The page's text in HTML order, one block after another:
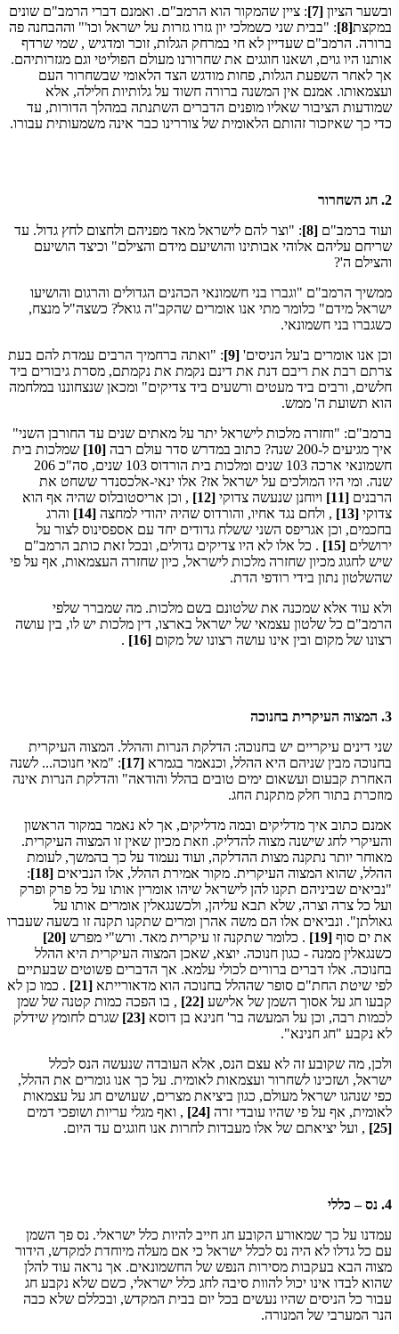
ובשער הציון [7]
: ציין שהמקור הוא הרמב"ם. ואמנם דברי הרמב"ם שונים
במקצת[8]
: "בבית שני כשמלכי יון גזרו גזרות על ישראל וכו'" וההבחנה פה
ברורה. הרמב"ם שעדיין לא חי במרחק הגלות, זוכר ומדגיש , שמי שרדף
אותנו היו גוים, ושאנו חוגגים את שחרורנו מעולם הפוליטי וגם מגזרותיהם.
אך לאחר השפעת הגלות, פחות מודגש הצד הלאומי שבשחרור העם
ועצמאותו. אמנם אין המשנה ברורה חשוד על גלותיות חלילה, אלא
שמודעות הציבור שאליו מופנים הדברים השתנתה במהלך הדורות, עד
כדי כך שאיזכור זהותם הלאומית של צוררינו כבר אינה משמעותית עבורו.
2. חג השחרור
ועוד ברמב"ם [8]
: "וצר להם לישראל מאד מפניהם ולחצום לחץ גדול. עד
שריחם עליהם אלוהי אבותינו והושיעם מידם והצילם" וכיצד הושיעם
והצילם ה'?
ממשיך הרמב"ם "וגברו בני חשמונאי הכהנים הגדולים והרגום והושיעו
ישראל מידם" כלומר מתי אנו אומרים שהקב"ה גואל? כשצה"ל מנצח,
כשגברו בני חשמונאי.
וכן אנו אומרים ב'על הניסים' [9]
: "ואתה ברחמיך הרבים עמדת להם בעת
צרתם רבת את ריבם דנת את דינם נקמת את נקמתם, מסרת גיבורים ביד
חלשים, ורבים ביד מעטים ורשעים ביד צדיקים" ומכאן שנצחוננו במלחמה
הוא תשועת ה' ממש.
ברמב"ם: "וחזרה מלכות לישראל יתר על מאתים שנים עד החורבן השני"
איך מגיעים ל-200 שנה? כתוב במדרש סדר עולם רבה
[10]
שמלכות בית
חשמונאי ארכה 103 שנים ומלכות בית הורדוס 103 שנים, סה"כ 206
שנה. ומי היו המולכים על ישראל אז? אלו ינאי-אלכסנדר ששחט את
הרבנים [11] ויוחנן שנעשה צדוקי [12]
, וכן אריסטובלוס שהיה אף הוא
צדוקי [13] , ולחם נגד אחיו, והורדוס שהיה יהודי למחצה [14]
והרג
בחכמים, וכן אגריפס השני ששלח גדודים יחד עם אספסינוס לצור על
ירושלים [15]
. כל אלו לא היו צדיקים גדולים, ובכל זאת כותב הרמב"ם
שיש לחגוג מכיון שחזרה מלכות לישראל, כיון שחזרה העצמאות, אף על פי
שהשלטון נתון בידי רודפי הדת.
ולא עוד אלא שמכנה את שלטונם בשם מלכות. מה שמברר שלפי
הרמב"ם כל שלטון עצמאי של ישראל בארצו, דין מלכות יש לו, בין עושה
רצונו של מקום ובין אינו עושה רצונו של מקום [16]
.
3. המצוה העיקרית בחנוכה
שני דינים עיקריים יש בחנוכה: הדלקת הנרות וההלל. המצוה העיקרית
בחנוכה מבין שניהם היא ההלל, וכנאמר בגמרא [17]
: "מאי חנוכה... לשנה
האחרת קבעום ועשאום ימים טובים בהלל והודאה" והדלקת הנרות אינה
מוזכרת בתור חלק מתקנת החג.
אמנם כתוב איך מדליקים ובמה מדליקים, אך לא נאמר במקור הראשון
והעיקרי לחג שישנה מצוה להדליק. וזאת מכיון שאין זו המצוה העיקרית.
מאוחר יותר נתקנה מצות ההדלקה, ועוד נעמוד על כך בהמשך, לעומת
ההלל, שהוא המצוה העיקרית. מקור אמירת ההלל, אלו הנביאים [18]
:
"נביאים שביניהם תקנו להן לישראל שיהו אומרין אותו על כל פרק ופרק
ועל כל צרה וצרה, שלא תבא עליהן, ולכשנגאלין אומרים אותו על
גאולתן". ונביאים אלו הם משה אהרן ומרים שתקנו תקנה זו בשעה שעברו
את ים סוף [19] . כלומר שתקנה זו עיקרית מאד. ורש"י מפרש [20]
כשנגאלין ממנה - כגון חנוכה. יוצא, שאכן המצוה העיקרית היא ההלל
בחנוכה. אלו דברים ברורים לכולי עלמא. אך הדברים פשוטים שבעתיים
לפי שיטת החת"ם סופר שההלל בחנוכה הוא מדאורייתא [21]
. כמו כן לא
קבעו חג על אסוך השמן של אלישע [22]
, בו הפכה כמות קטנה של שמן
לכמות רבה, וכן על המעשה בר' חנינא בן דוסא [23]
שגרם לחומץ שידלק
לא נקבע "חג חנינא".
ולכן, מה שקובע זה לא עצם הנס, אלא העובדה שנעשה הנס לכלל
ישראל, ושזכינו לשחרור ועצמאות לאומית. על כך אנו גומרים את ההלל,
כפי שנהגו ישראל מעולם, כגון ביציאת מצרים, שעושים חג על עצמאות
לאומית, אף על פי שהיו עובדי זרה [24]
, ואף מגלי עריות ושופכי דמים
[25]
, ועל יציאתם של אלו מעבדות לחרות אנו חוגגים עד היום.
4. נס – כללי
עמדנו על כך שמאורע הקובע חג חייב להיות כלל ישראלי. נס פך השמן
עם כל גדלו לא היה נס לכלל ישראל כי אם מעלה מיוחדת למקדש, הידור
מצוה הבא בעקבות מסירות הנפש של החשמונאים. אך נראה עוד להלן
שהוא לבדו אינו יכול להוות סיבה לחג כלל ישראלי, כשם שלא נקבע חג
עבור כל הניסים שהיו נעשים בכל יום בבית המקדש, ובכללם שלא כבה
הנר המערבי של המנורה.